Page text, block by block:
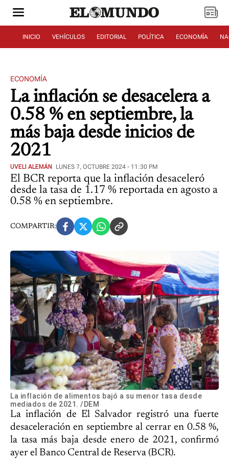
INICIO VEHÍCULOS EDITORIAL POLÍTICA ECONOMÍA
ECONOMÍA
La inflación se desacelera a
0.58 % en septiembre, la
más baja desde inicios de
2021
UVELI ALEMÁN LUNES 7, OCTUBRE 2024 - 11:30 PM
El BCR reporta que la inflación desaceleró
desde la tasa de 1.17 % reportada en agosto a
0.58 % en septiembre.
COMPARTIR:
La inflación de alimentos bajó a su menor tasa desde
mediados de 2021. /DEM
La inflación de El Salvador registró una fuerte
desaceleración en septiembre al cerrar en 0.58 %,
la tasa más baja desde enero de 2021, confirmó
ayer el Banco Central de Reserva (BCR).